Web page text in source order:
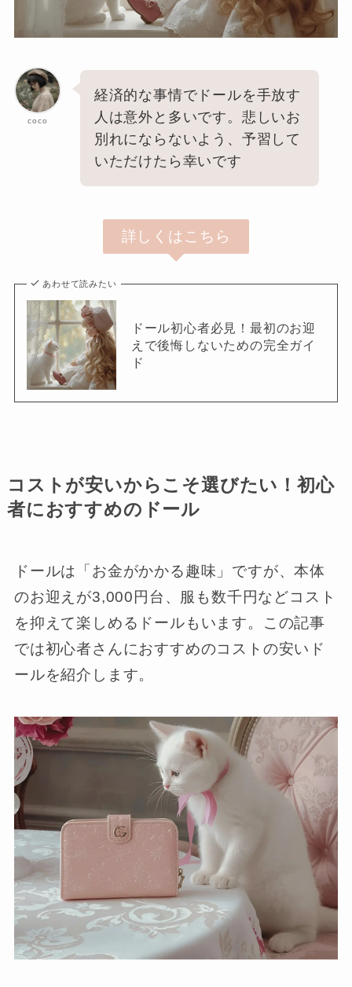
coco
経済的な事情でドールを手放す
人は意外と多いです。悲しいお
別れにならないよう、予習して
いただけたら幸いです
詳しくはこちら
あわせて読みたい
ドール初心者必見！最初のお迎
えで後悔しないための完全ガイ
ド
コストが安いからこそ選びたい！初心
者におすすめのドール
ドールは「お金がかかる趣味」ですが、本体
のお迎えが3,000円台、服も数千円などコスト
を抑えて楽しめるドールもいます。この記事
では初心者さんにおすすめのコストの安いド
ールを紹介します。